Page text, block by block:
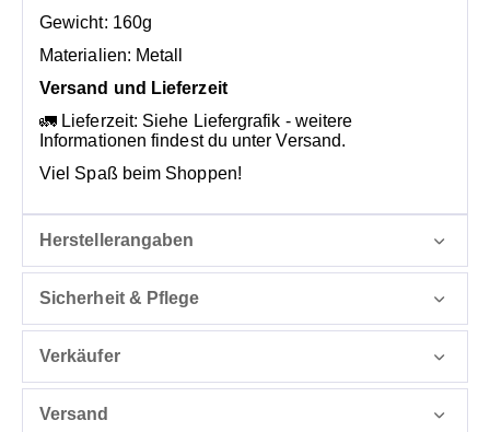
Gewicht: 160g
Materialien: Metall
Versand und Lieferzeit
🚛 Lieferzeit: Siehe Liefergrafik - weitere
Informationen findest du unter Versand.
Viel Spaß beim Shoppen!
Herstellerangaben
Sicherheit & Pflege
Verkäufer
Versand